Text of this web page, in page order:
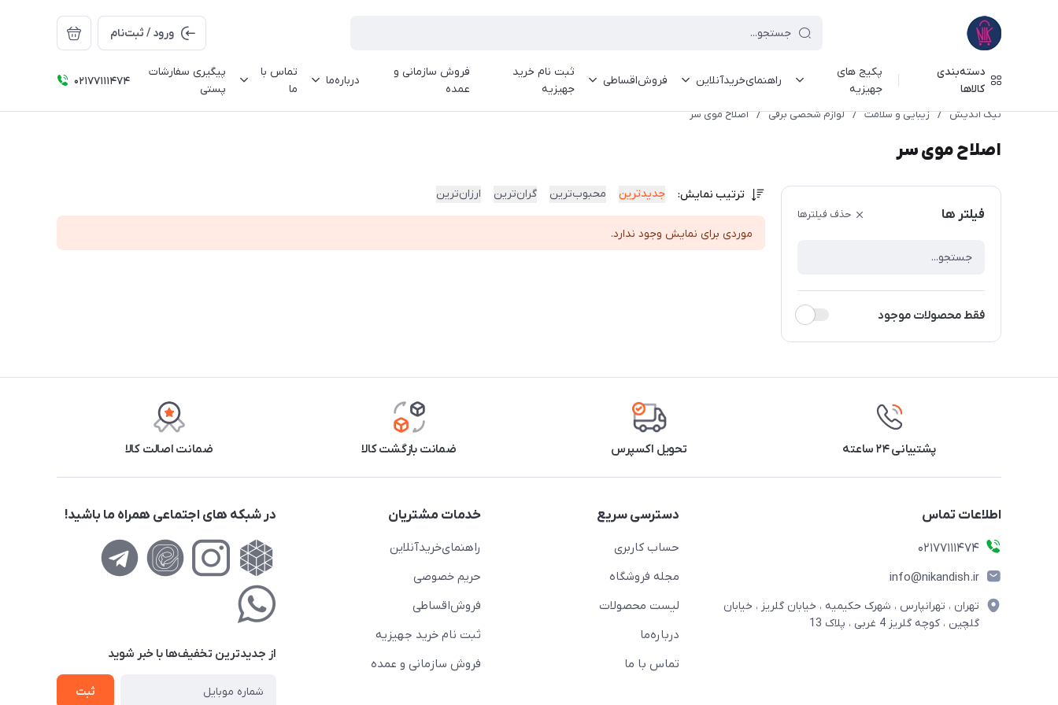
ورود / ثبت‌نام
دسته‌بندی
کالاها
پکیج های
جهیزیه
راهنمای‌خرید‌آنلاین فروش‌اقساطی
ثبت نام خرید
جهیزیه
فروش سازمانی و
عمده
درباره‌ما
تماس با
ما
پیگیری سفارشات
پستی
02177111474
نیک اندیش / زیبایی و سلامت / لوازم شخصی برقی / اصلاح موی سر
اصلاح موی سر
فیلتر ها حذف فیلترها
فقط محصولات موجود
ترتیب نمایش: جدیدترین محبوب‌ترین گران‌ترین ارزان‌ترین
موردی برای نمایش وجود ندارد.
پشتیبانی ۲۴ ساعته تحویل اکسپرس ضمانت بازگشت کالا ضمانت اصالت کالا
اطلاعات تماس
02177111474
info@nikandish.ir
تهران ، تهرانپارس ، شهرک حکیمیه ، خیابان گلریز ، خیابان
گلچین ، کوچه گلریز 4 غربی ، پلاک 13
دسترسی سریع
حساب کاربری
مجله فروشگاه
لیست محصولات
درباره‌ما
تماس با ما
خدمات مشتریان
راهنمای‌خرید‌آنلاین
حریم خصوصی
فروش‌اقساطی
ثبت نام خرید جهیزیه
فروش سازمانی و عمده
در شبکه های اجتماعی همراه ما باشید!
از جدید‌ترین تخفیف‌ها با‌ خبر شوید
ثبت